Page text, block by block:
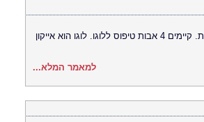
עיצוב לוגו הוא המצפן הגרפי של כל חברה, עסק או נותן שירות. קיימים 4 אבות טיפוס ללוגו. לוגו הוא אייקון
למאמר המלא...